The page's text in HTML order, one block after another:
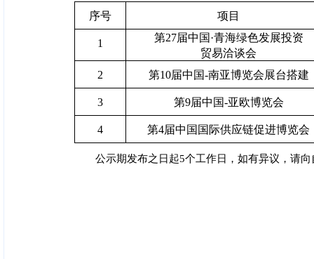
序号 项目
1
第27届中国·青海绿色发展投资
贸易洽谈会
2
第10届中国-南亚博览会展台搭建
3 第9届中国-亚欧博览会
4 第4届中国国际供应链促进博览会
公示期发布之日起5个工作日，如有异议，请